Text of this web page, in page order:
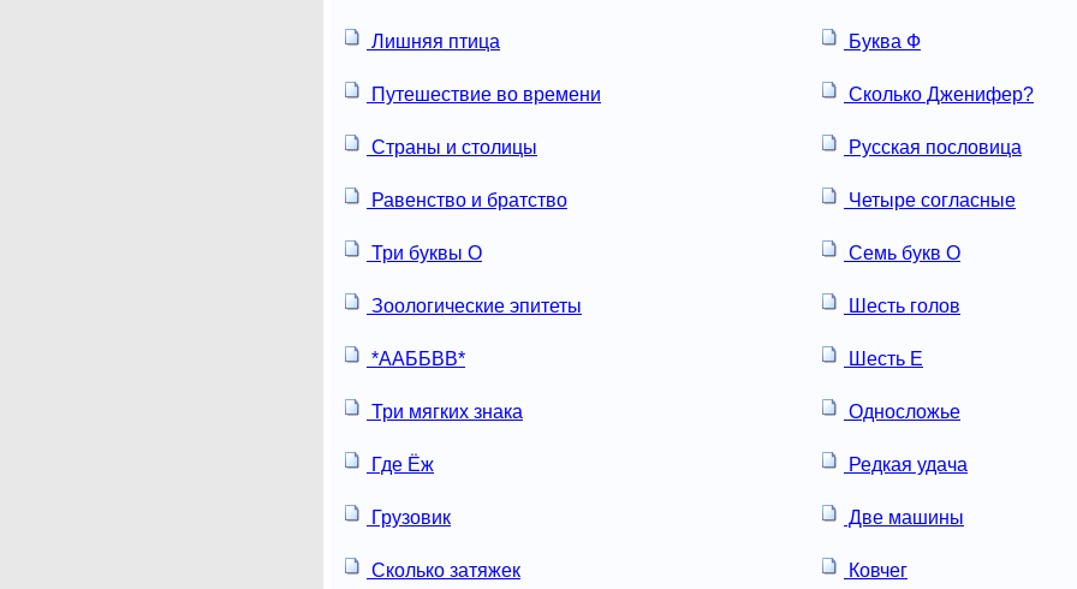
Лишняя птица Буква Ф
Путешествие во времени Сколько Дженифер?
Страны и столицы Русская пословица
Равенство и братство Четыре согласные
Три буквы О Семь букв О
Зоологические эпитеты Шесть голов
*ААББВВ* Шесть Е
Три мягких знака Односложье
Где Ёж Редкая удача
Грузовик Две машины
Сколько затяжек Ковчег